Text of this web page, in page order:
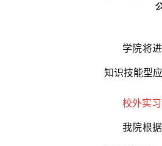
学院将
知识技能型
校外实
我院根